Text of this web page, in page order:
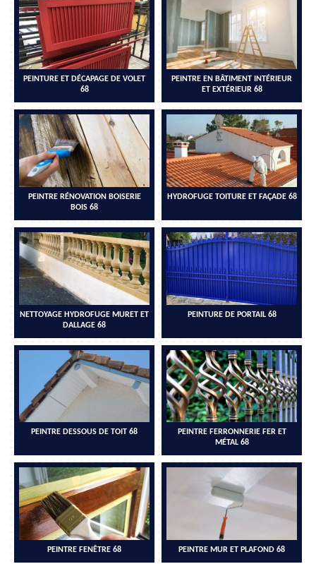
PEINTURE ET DÉCAPAGE DE VOLET
68
PEINTRE EN BÂTIMENT INTÉRIEUR
ET EXTÉRIEUR 68
PEINTRE RÉNOVATION BOISERIE
BOIS 68
HYDROFUGE TOITURE ET FAÇADE 68
NETTOYAGE HYDROFUGE MURET ET
DALLAGE 68
PEINTURE DE PORTAIL 68
PEINTRE DESSOUS DE TOIT 68
PEINTRE FERRONNERIE FER ET
MÉTAL 68
PEINTRE FENÊTRE 68 PEINTRE MUR ET PLAFOND 68